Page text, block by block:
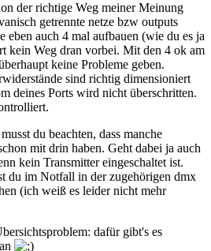
der richtige Weg meiner Meinung
getrennte netze bzw outputs
eben auch 4 mal aufbauen (wie du es ja
kein Weg dran vorbei. Mit den 4 ok am
keine Probleme geben.
sind richtig dimensioniert
deines Ports wird nicht überschritten.
du beachten, dass manche
mit drin haben. Geht dabei ja auch
kein Transmitter eingeschaltet ist.
du im Notfall in der zugehörigen dmx
(ich weiß es leider nicht mehr
dafür gibt's es